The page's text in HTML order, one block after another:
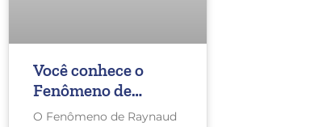
Você conhece o
Fenômeno de
Raynaud?
O Fenômeno de Raynaud